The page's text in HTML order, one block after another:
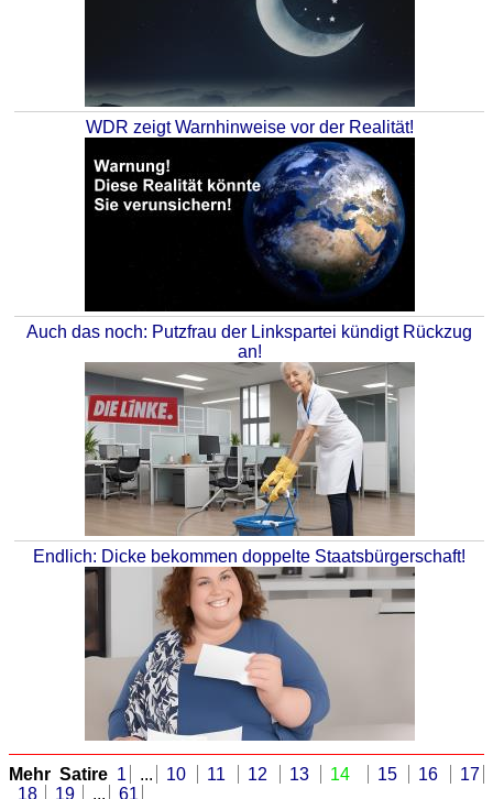
WDR zeigt Warnhinweise vor der Realität!
Auch das noch: Putzfrau der Linkspartei kündigt Rückzug
an!
Endlich: Dicke bekommen doppelte Staatsbürgerschaft!
Mehr Satire 1 ... 10 11 12 13 14 15 16
17
18
19 ... 61